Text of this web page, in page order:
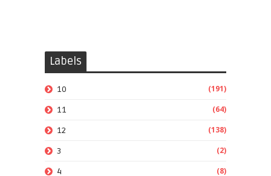
Labels
10 (191)
11 (64)
12 (138)
3 (2)
4 (8)